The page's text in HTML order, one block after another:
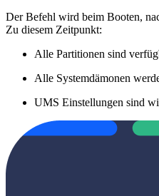
Der Befehl wird beim Booten,
Zu diesem Zeitpunkt:
Alle Partitionen sind
Alle Systemdämonen
UMS Einstellungen sind